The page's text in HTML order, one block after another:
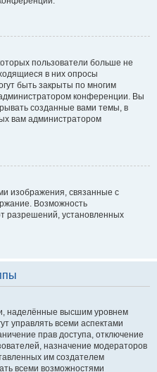
пользователи больше не
в них опросы
быть закрыты по многим
конференции. Вы
созданные вами темы, в
вам администратором
изображения, связанные с
Возможность
разрешений, установленных
наделённые высшим уровнем
управлять всеми аспектами
прав доступа, отключение
назначение модераторов
им создателем
всеми возможностями